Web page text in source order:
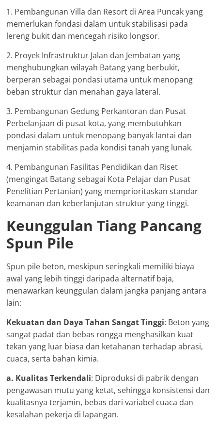
1. Pembangunan Villa dan Resort di Area Puncak yang
memerlukan fondasi dalam untuk stabilisasi pada
lereng bukit dan mencegah risiko longsor.
2. Proyek Infrastruktur Jalan dan Jembatan yang
menghubungkan wilayah Batang yang berbukit,
berperan sebagai pondasi utama untuk menopang
beban struktur dan menahan gaya lateral.
3. Pembangunan Gedung Perkantoran dan Pusat
Perbelanjaan di pusat kota, yang membutuhkan
pondasi dalam untuk menopang banyak lantai dan
menjamin stabilitas pada kondisi tanah yang lunak.
4. Pembangunan Fasilitas Pendidikan dan Riset
(mengingat Batang sebagai Kota Pelajar dan Pusat
Penelitian Pertanian) yang memprioritaskan standar
keamanan dan keberlanjutan struktur yang tinggi.
Keunggulan Tiang Pancang
Spun Pile
Spun pile beton, meskipun seringkali memiliki biaya
awal yang lebih tinggi daripada alternatif baja,
menawarkan keunggulan dalam jangka panjang antara
lain:
Kekuatan dan Daya Tahan Sangat Tinggi: Beton yang
sangat padat dan bebas rongga menghasilkan kuat
tekan yang luar biasa dan ketahanan terhadap abrasi,
cuaca, serta bahan kimia.
a. Kualitas Terkendali: Diproduksi di pabrik dengan
pengawasan mutu yang ketat, sehingga konsistensi dan
kualitasnya terjamin, bebas dari variabel cuaca dan
kesalahan pekerja di lapangan.